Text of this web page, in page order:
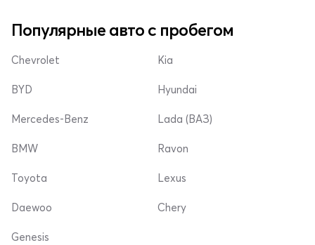
Популярные авто с пробегом
Chevrolet
BYD
Mercedes-Benz
Kia
Hyundai
Lada (ВАЗ)
BMW
Toyota
Daewoo
Ravon
Lexus
Chery
Genesis